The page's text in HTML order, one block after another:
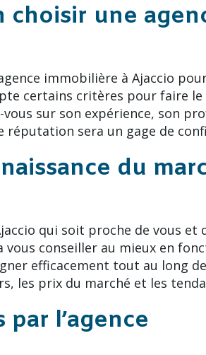
une
immobilière à Ajaccio
certains critères pour faire
vous sur son expérience, son
réputation sera un gage de
du
qui soit proche de vous et
conseiller au mieux en
efficacement tout au long
les prix du marché et les
l’agence